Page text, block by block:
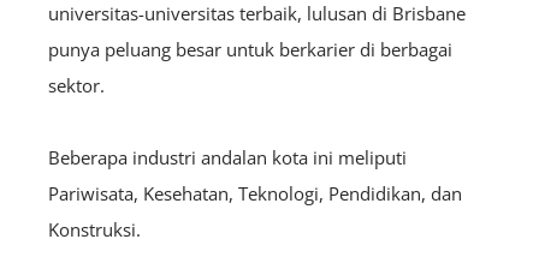
universitas-universitas terbaik, lulusan di Brisbane
punya peluang besar untuk berkarier di berbagai
sektor.
Beberapa industri andalan kota ini meliputi
Pariwisata, Kesehatan, Teknologi, Pendidikan, dan
Konstruksi.